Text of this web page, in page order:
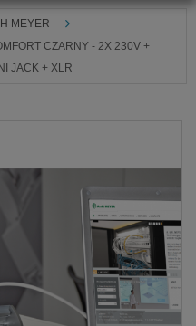
MEYER
CZARNY - 2X 230V +
JACK + XLR